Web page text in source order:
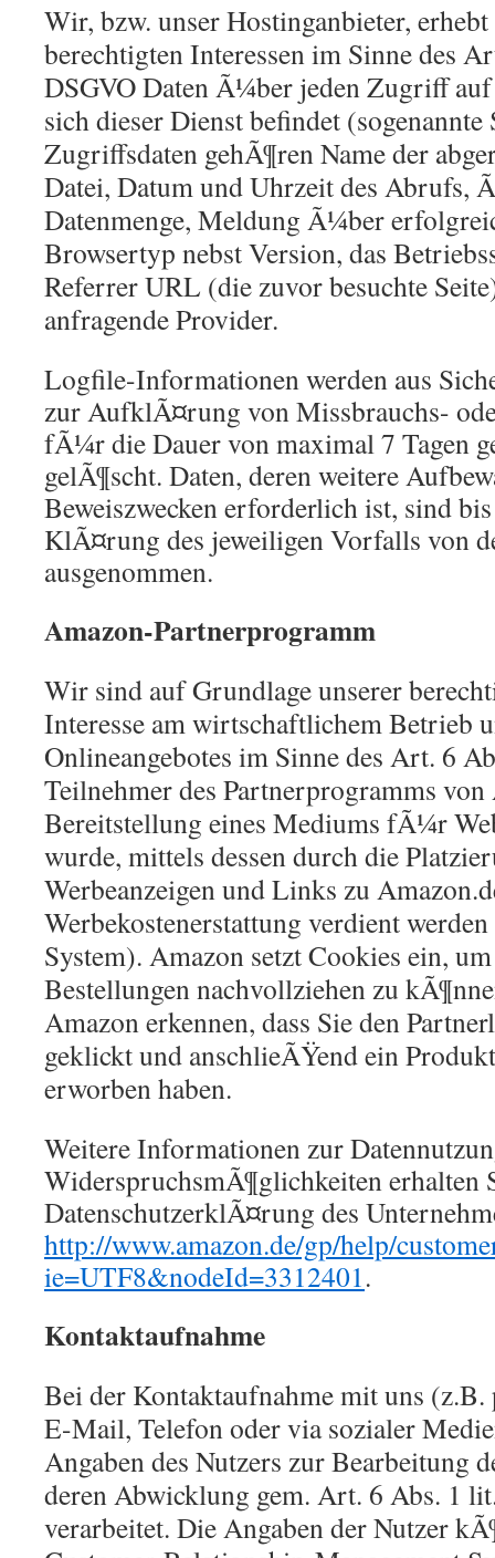
Wir, bzw. unser Hostinganbieter,
berechtigten Interessen im Sinne des
DSGVO Daten Ã¼ber jeden Zugriff
sich dieser Dienst befindet
Zugriffsdaten gehÃ¶ren Name der
Datei, Datum und Uhrzeit des Abrufs,
Datenmenge, Meldung Ã¼ber
Browsertyp nebst Version, das
Referrer URL (die zuvor besuchte
anfragende Provider.
Logfile-Informationen werden aus
zur AufklÃ¤rung von Missbrauchs-
fÃ¼r die Dauer von maximal 7 Tagen
gelÃ¶scht. Daten, deren weitere
Beweiszwecken erforderlich ist, sind
KlÃ¤rung des jeweiligen Vorfalls von
ausgenommen.
Amazon-Partnerprogramm
Wir sind auf Grundlage unserer
Interesse am wirtschaftlichem Betrieb
Onlineangebotes im Sinne des Art. 6
Teilnehmer des Partnerprogramms
Bereitstellung eines Mediums fÃ¼r
wurde, mittels dessen durch die
Werbeanzeigen und Links zu
Werbekostenerstattung verdient
System). Amazon setzt Cookies ein,
Bestellungen nachvollziehen zu
Amazon erkennen, dass Sie den
geklickt und anschlieÃŸend ein
erworben haben.
Weitere Informationen zur
WiderspruchsmÃ¶glichkeiten erhalten
DatenschutzerklÃ¤rung des
http://www.amazon.de/gp/help/
ie=UTF8&nodeId=3312401.
Kontaktaufnahme
Bei der Kontaktaufnahme mit uns
E-Mail, Telefon oder via sozialer
Angaben des Nutzers zur Bearbeitung
deren Abwicklung gem. Art. 6 Abs. 1
verarbeitet. Die Angaben der Nutzer